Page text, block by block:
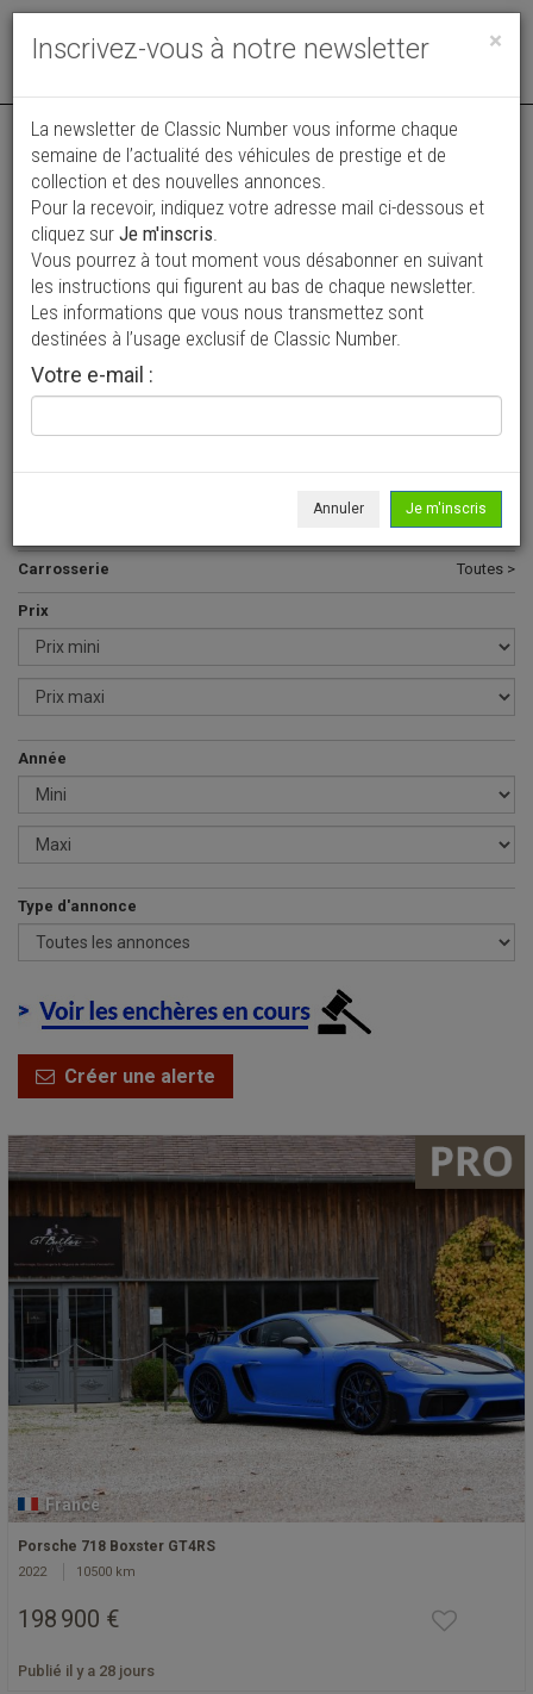
Toggle
Vos annonces vues par
plus de 4 millions de collectionneurs
Ajouter une annonce
> Rechercher un véhicule
718 Boxster >
Carrosserie Toutes >
Prix
Année
Type d'annonce
Créer une alerte
France
Porsche 718 Boxster GT4RS
2022 10500 km
198 900 €
Publié il y a 28 jours
×
Inscrivez-vous à notre newsletter
La newsletter de Classic Number vous informe chaque
semaine de l’actualité des véhicules de prestige et de
collection et des nouvelles annonces.
Pour la recevoir, indiquez votre adresse mail ci-dessous et
cliquez sur Je m'inscris.
Vous pourrez à tout moment vous désabonner en suivant
les instructions qui figurent au bas de chaque newsletter.
Les informations que vous nous transmettez sont
destinées à l’usage exclusif de Classic Number.
Votre e-mail :
Annuler Je m'inscris